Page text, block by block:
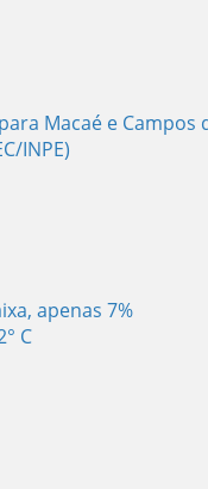
Macaé e Campos
INPE)
apenas 7%
C